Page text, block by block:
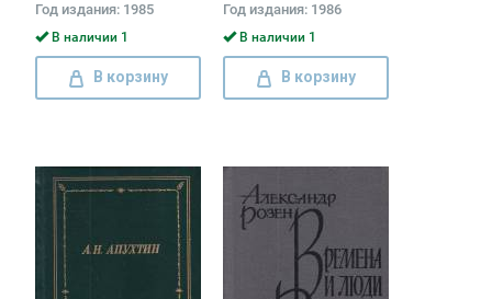
Год издания: 1985
В наличии 1
В корзину
Год издания: 1986
В наличии 1
В корзину